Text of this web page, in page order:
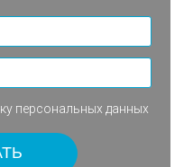
персональных данных